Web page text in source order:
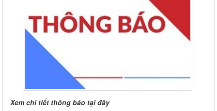
Xem chi tiết thông báo tại đây